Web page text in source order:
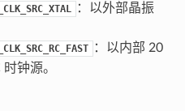
：以外部晶振
：以内部 20
钟源。